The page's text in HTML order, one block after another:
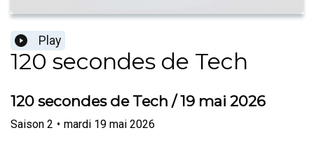
Play
120 secondes de Tech
120 secondes de Tech / 19 mai 2026
Saison 2 • mardi 19 mai 2026